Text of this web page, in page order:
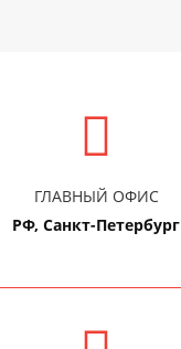
ГЛАВНЫЙ ОФИС
РФ, Санкт-Петербург